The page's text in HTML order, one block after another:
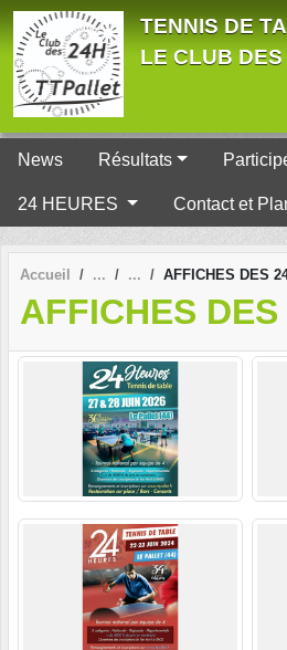
TENNIS DE
LE CLUB
News Résultats
24 HEURES Contact et
Accueil AFFICHES DES
AFFICHES DES
Panneau de gestion des cookies